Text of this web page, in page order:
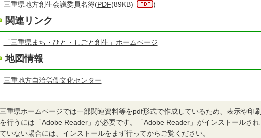
三重県地方創生会議委員名簿(PDF(89KB) )
関連リンク
「三重県まち・ひと・しごと創生」ホームページ
地図情報
三重地方自治労働文化センター
三重県ホームページでは一部関連資料等をpdf形式で作成しているため、表示や印刷
を行うには「Adobe Reader」が必要です。「Adobe Reader」がインストールされ
ていない場合には、インストールをまず行ってからご覧ください。